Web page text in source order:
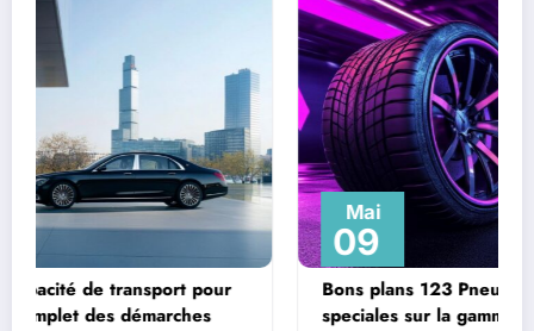
Mai
09
Bons plans 123 Pneus : decouvrez les offres
speciales sur la gamme 4 saisons